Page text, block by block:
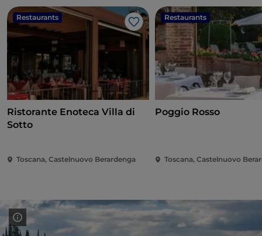
Restaurants
Like
Ristorante Enoteca Villa di
Sotto
Toscana, Castelnuovo Berardenga
Restaurants
Poggio Rosso
Toscana, Castelnuovo